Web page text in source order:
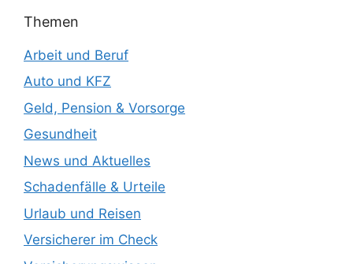
Themen
Arbeit und Beruf
Auto und KFZ
Geld, Pension & Vorsorge
Gesundheit
News und Aktuelles
Schadenfälle & Urteile
Urlaub und Reisen
Versicherer im Check